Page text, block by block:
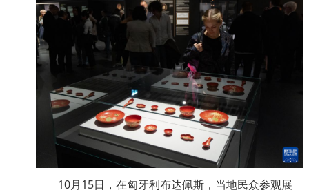
10月15日，在匈牙利布达佩斯，当地民众参观展